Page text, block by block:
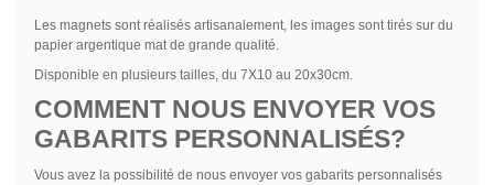
Les magnets sont réalisés artisanalement, les images sont tirés sur du
papier argentique mat de grande qualité.
Disponible en plusieurs tailles, du 7X10 au 20x30cm.
COMMENT NOUS ENVOYER VOS
GABARITS PERSONNALISÉS?
Vous avez la possibilité de nous envoyer vos gabarits personnalisés